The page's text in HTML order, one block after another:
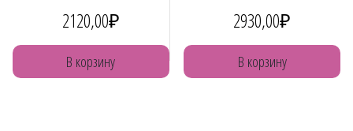
2120,00₽
В корзину
2930,00₽
В корзину